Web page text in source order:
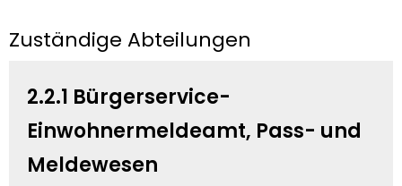
Zuständige Abteilungen
2.2.1 Bürgerservice-
Einwohnermeldeamt, Pass- und
Meldewesen